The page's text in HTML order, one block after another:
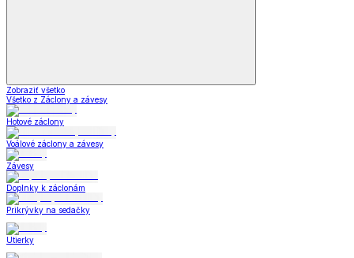
Zobraziť všetko
Všetko z Záclony a závesy
Hotové záclony
Voálové záclony a závesy
Závesy
Doplnky k záclonám
Prikrývky na sedačky
Utierky